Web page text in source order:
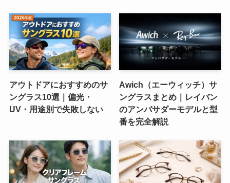
アウトドアにおすすめのサ
ングラス10選｜偏光・
UV・用途別で失敗しない
Awich（エーウィッチ）サ
ングラスまとめ｜レイバン
のアンバサダーモデルと型
番を完全解説